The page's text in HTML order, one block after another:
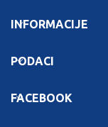
INFORMACIJE
PODACI
FACEBOOK